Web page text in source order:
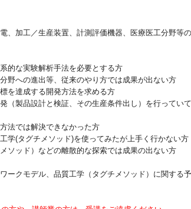
、加工／生産装置、計測評価機器、医療医工分野等
的な実験解析手法を必要とする方
野への進出等、従来のやり方では成果が出ない方
を達成する開発方法を求める方
（製品設計と検証、その生産条件出し）を行ってい
法では解決できなかった方
学(タグチメソッド)を使ってみたが上手く行かない方
ソッド）などの離散的な探索では成果の出ない方
ークモデル、品質工学（タグチメソッド）に関する